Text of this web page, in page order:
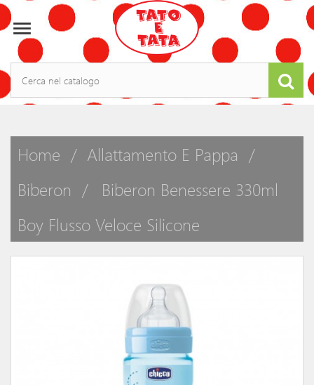

Home
Allattamento E Pappa
Biberon
Biberon Benessere 330ml
Boy Flusso Veloce Silicone